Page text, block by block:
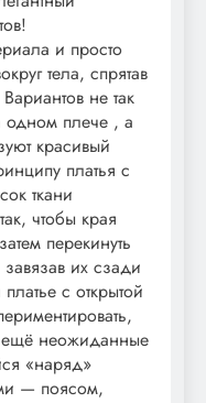
и просто
тела, спрятав
не так
одном плече , а
красивый
платья с
ткани
чтобы края
перекинуть
их сзади
с открытой
ещё неожиданные
«наряд»
— поясом,